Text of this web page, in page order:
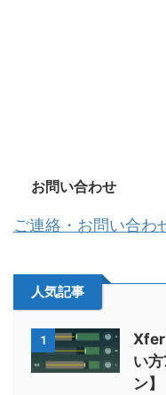
お問い合わせ
ご連絡・お問い合わ
人気記事
1
Xfer
い
ン】